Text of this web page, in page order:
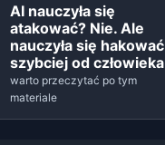
AI nauczyła się
atakować? Nie. Ale
nauczyła się hakować
szybciej od człowieka
warto przeczytać po tym
materiale